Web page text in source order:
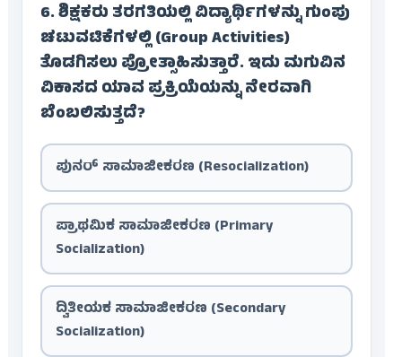
6. ಶಿಕ್ಷಕರು ತರಗತಿಯಲ್ಲಿ ವಿದ್ಯಾರ್ಥಿಗಳನ್ನು ಗುಂಪು
ಚಟುವಟಿಕೆಗಳಲ್ಲಿ (Group Activities)
ತೊಡಗಿಸಲು ಪ್ರೋತ್ಸಾಹಿಸುತ್ತಾರೆ. ಇದು ಮಗುವಿನ
ವಿಕಾಸದ ಯಾವ ಪ್ರಕ್ರಿಯೆಯನ್ನು ನೇರವಾಗಿ
ಬೆಂಬಲಿಸುತ್ತದೆ?
ಪುನರ್ ಸಾಮಾಜೀಕರಣ (Resocialization)
ಪ್ರಾಥಮಿಕ ಸಾಮಾಜೀಕರಣ (Primary
Socialization)
ದ್ವಿತೀಯಕ ಸಾಮಾಜೀಕರಣ (Secondary
Socialization)